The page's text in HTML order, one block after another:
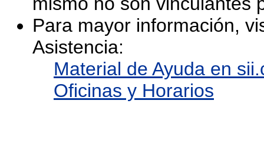
Para mayor información,
Asistencia:
Material de Ayuda en
Oficinas y Horarios